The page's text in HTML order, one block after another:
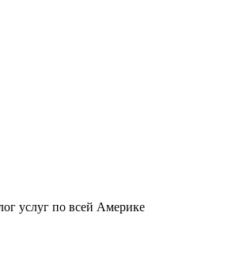
услуг по всей Америке